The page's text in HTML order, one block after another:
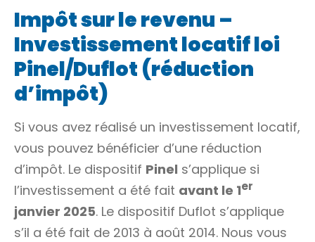
Impôt sur le revenu –
Investissement locatif loi
Pinel/Duflot (réduction
d’impôt)
Si vous avez réalisé un investissement locatif,
vous pouvez bénéficier d’une réduction
d’impôt. Le dispositif Pinel s’applique si
l’investissement a été fait avant le 1er
janvier 2025. Le dispositif Duflot s’applique
s’il a été fait de 2013 à août 2014. Nous vous